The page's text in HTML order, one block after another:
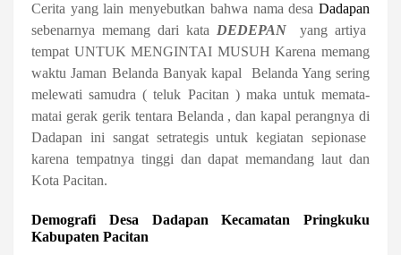
Cerita yang lain menyebutkan bahwa nama desa Dadapan
sebenarnya memang dari kata DEDEPAN
yang artiya
tempat UNTUK MENGINTAI MUSUH Karena memang
waktu Jaman Belanda Banyak kapal
Belanda Yang sering
melewati samudra ( teluk Pacitan ) maka untuk memata-
matai gerak gerik tentara Belanda , dan kapal perangnya di
Dadapan ini sangat setrategis untuk kegiatan sepionase
karena tempatnya tinggi dan dapat memandang laut dan
Kota Pacitan.
Demografi Desa Dadapan Kecamatan Pringkuku
Kabupaten Pacitan